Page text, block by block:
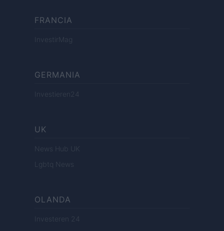
FRANCIA
InvestirMag
GERMANIA
Investieren24
UK
News Hub UK
Lgbtq News
OLANDA
Investeren 24